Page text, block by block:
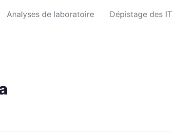
Analyses de laboratoire Dépistage des